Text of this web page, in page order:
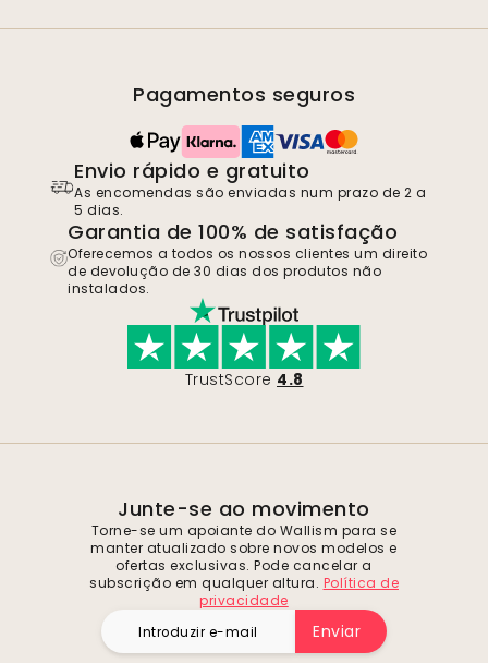
Pagamentos seguros
Envio rápido e gratuito
As encomendas são enviadas num prazo de 2 a
5 dias.
Garantia de 100% de satisfação
Oferecemos a todos os nossos clientes um direito
de devolução de 30 dias dos produtos não
instalados.
TrustScore 4.8
Junte-se ao movimento
Torne-se um apoiante do Wallism para se
manter atualizado sobre novos modelos e
ofertas exclusivas. Pode cancelar a
subscrição em qualquer altura. Política de
privacidade
Enviar